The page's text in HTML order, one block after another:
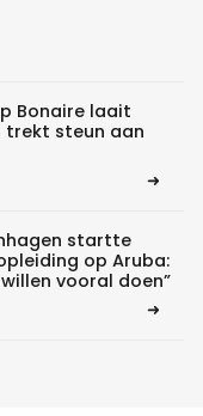
Bonaire laait
trekt steun aan
startte
op Aruba:
vooral doen”